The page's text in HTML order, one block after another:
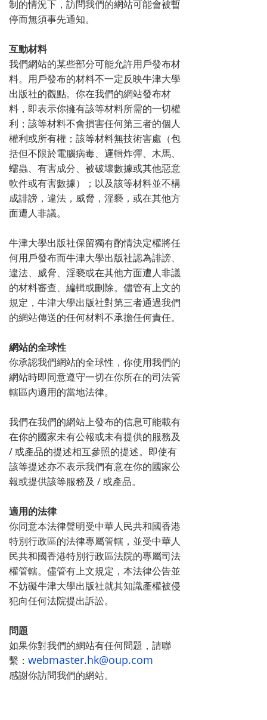
制的情況下，訪問我們的網站可能會被暫
停而無須事先通知。
互動材料
我們網站的某些部分可能允許用戶發布材
料。用戶發布的材料不一定反映牛津大學
出版社的觀點。你在我們的網站發布材
料，即表示你擁有該等材料所需的一切權
利；該等材料不會損害任何第三者的個人
權利或所有權；該等材料無技術害處（包
括但不限於電腦病毒、邏輯炸彈、木馬、
蠕蟲、有害成分、被破壞數據或其他惡意
軟件或有害數據）；以及該等材料並不構
成誹謗，違法，威脅，淫褻，或在其他方
面遭人非議。
牛津大學出版社保留獨有酌情決定權將任
何用戶發布而牛津大學出版社認為誹謗、
違法、威脅、淫褻或在其他方面遭人非議
的材料審查、編輯或刪除。儘管有上文的
規定，牛津大學出版社對第三者通過我們
的網站傳送的任何材料不承擔任何責任。
網站的全球性
你承認我們網站的全球性，你使用我們的
網站時即同意遵守一切在你所在的司法管
轄區內適用的當地法律。
我們在我們的網站上發布的信息可能載有
在你的國家未有公報或未有提供的服務及
/ 或產品的提述相互參照的提述。即使有
該等提述亦不表示我們有意在你的國家公
報或提供該等服務及 / 或產品。
適用的法律
你同意本法律聲明受中華人民共和國香港
特別行政區的法律專屬管轄，並受中華人
民共和國香港特別行政區法院的專屬司法
權管轄。儘管有上文規定，本法律公告並
不妨礙牛津大學出版社就其知識產權被侵
犯向任何法院提出訴訟。
問題
如果你對我們的網站有任何問題，請聯
繫： webmaster.hk@oup.com
感謝你訪問我們的網站。